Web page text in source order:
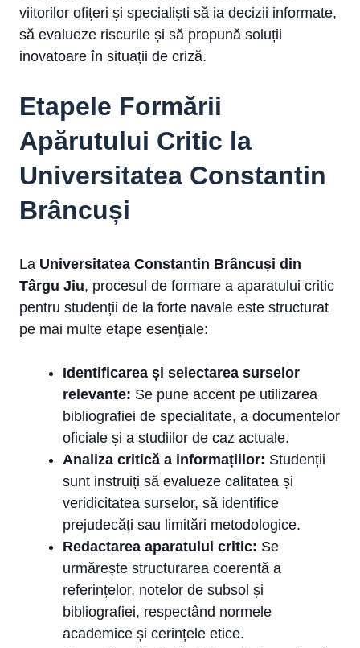
viitorilor ofițeri și specialiști să ia decizii informate,
să evalueze riscurile și să propună soluții
inovatoare în situații de criză.
Etapele Formării
Apărutului Critic la
Universitatea Constantin
Brâncuși
La Universitatea Constantin Brâncuși din
Târgu Jiu, procesul de formare a aparatului critic
pentru studenții de la forte navale este structurat
pe mai multe etape esențiale:
Identificarea și selectarea surselor
relevante: Se pune accent pe utilizarea
bibliografiei de specialitate, a documentelor
oficiale și a studiilor de caz actuale.
Analiza critică a informațiilor: Studenții
sunt instruiți să evalueze calitatea și
veridicitatea surselor, să identifice
prejudecăți sau limitări metodologice.
Redactarea aparatului critic: Se
urmărește structurarea coerentă a
referințelor, notelor de subsol și
bibliografiei, respectând normele
academice și cerințele etice.